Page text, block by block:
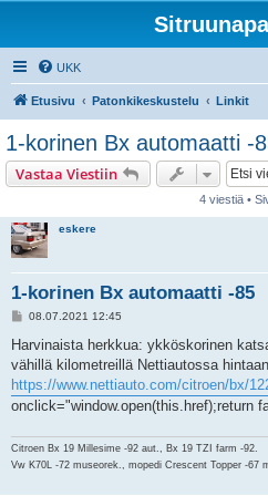
UKK
Etusivu Patonkikeskustelu Linkit
1-korinen Bx automaatti -
Vastaa Viestiin
4 viestiä •
eskere
1-korinen Bx automaatti -85
V
e
t
i
08.07.2021 12:45
Harvinaista herkkua: ykköskorinen
vähillä kilometreillä Nettiautossa
https://www.nettiauto.com/citroen/bx/
onclick="window.open(this.href);return
Citroen Bx 19 Millesime -92 aut., Bx 19 TZI farm -92.
Vw K70L -72 museorek., mopedi Crescent Topper -67